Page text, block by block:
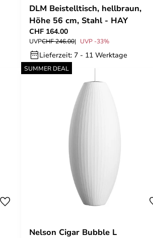
DLM Beistelltisch, hellbraun,
Höhe 56 cm, Stahl - HAY
CHF 164.00
UVPCHF 246.00 UVP -33%
Lieferzeit: 7 - 11 Werktage
SUMMER DEAL
Nelson Cigar Bubble L